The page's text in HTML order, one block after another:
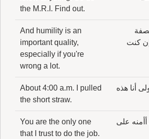
بعض الرُّواة: البُهْمى ترتفِع نح الشِّبْر ونَباتُها أَلْطَف
وهي أَنْجَعُ المَرْعَ في الحافرِ ما لم
بُهْماة؛ قال ابن سيده: هذا قولُ أَه
أَنّ مَن قالُ بُهماةٌ فالأَلف مُلْحِقة له
الهاء أَحال إعْتِقاده الأَول عما كان
للتأني فيما بعد فيجعلها للإلْحاق
ويجعلها للتأنيث إذا فق الهاء.
the M.R.I. Find out.
كنت
And humility is an
important quality,
especially if you're
wrong a lot.
أنا هذه
About 4:00 a.m. I pulled
the short straw.
أأمنه على
You are the only one
that I trust to do the job.